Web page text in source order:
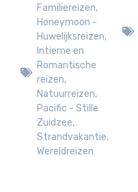
Familiereizen,
Honeymoon -
Huwelijksreizen,
Intieme en
Romantische
reizen,
Natuurreizen,
Pacific - Stille
Zuidzee,
Strandvakantie,
Wereldreizen